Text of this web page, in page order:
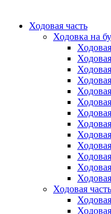
Ходовая часть
Ходовка на
Ходовая